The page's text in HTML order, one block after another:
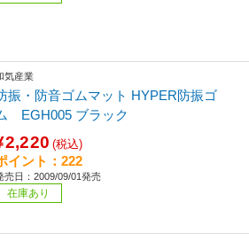
気産業
振・防音ゴムマット HYPER防振ゴ
EGH005 ブラック
(税込)
イント：222
売日：2009/09/01発売
在庫あり